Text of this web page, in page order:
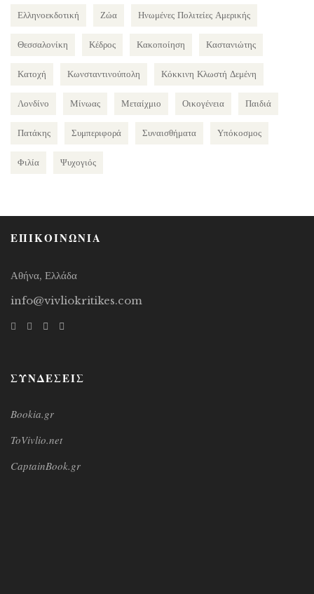
Ελληνοεκδοτική Ζώα Ηνωμένες Πολιτείες Αμερικής
Θεσσαλονίκη Κέδρος Κακοποίηση Καστανιώτης
Κατοχή Κωνσταντινούπολη Κόκκινη Κλωστή Δεμένη
Λονδίνο Μίνωας Μεταίχμιο Οικογένεια Παιδιά
Πατάκης Συμπεριφορά Συναισθήματα Υπόκοσμος
Φιλία Ψυχογιός
ΕΠΙΚΟΙΝΩΝΙΑ
Αθήνα, Ελλάδα
info@vivliokritikes.com
ΣΥΝΔΕΣΕΙΣ
Bookia.gr
ToVivlio.net
CaptainBook.gr